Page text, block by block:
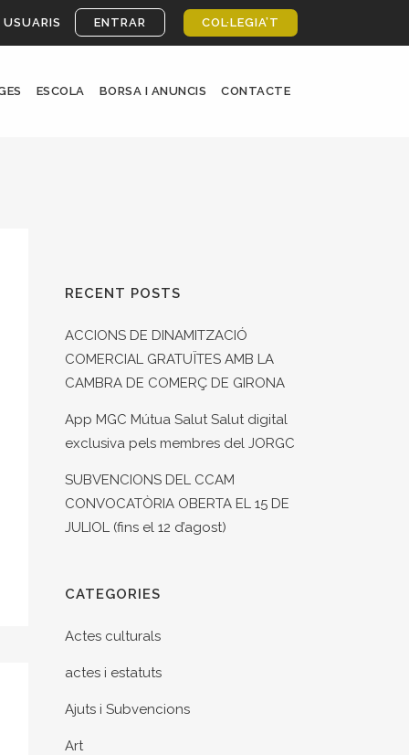
USUARIS ENTRAR COL·LEGIA’T
ESCOLA BORSA I ANUNCIS CONTACTE
RECENT POSTS
ACCIONS DE DINAMITZACIÓ
COMERCIAL GRATUÏTES AMB LA
CAMBRA DE COMERÇ DE GIRONA
App MGC Mútua Salut Salut digital
exclusiva pels membres del JORGC
SUBVENCIONS DEL CCAM
CONVOCATÒRIA OBERTA EL 15 DE
JULIOL (fins el 12 d’agost)
CATEGORIES
Actes culturals
actes i estatuts
Ajuts i Subvencions
Art